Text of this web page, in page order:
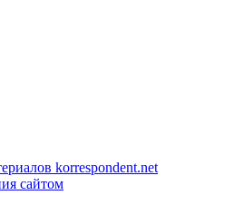
korrespondent.net
сайтом